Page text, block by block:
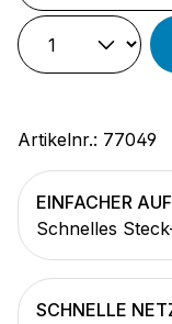
Artikelnr.: 77049
EINFACHER
Schnelles
SCHNELLE